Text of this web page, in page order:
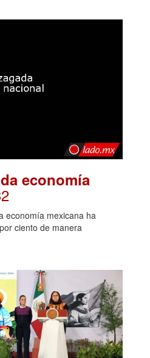
economía
economía mexicana ha
ciento de manera